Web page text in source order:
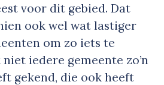
voor dit gebied. Dat
ook wel wat lastiger
om zo iets te
iedere gemeente zo’n
gekend, die ook heeft